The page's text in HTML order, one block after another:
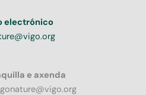
electrónico
e axenda